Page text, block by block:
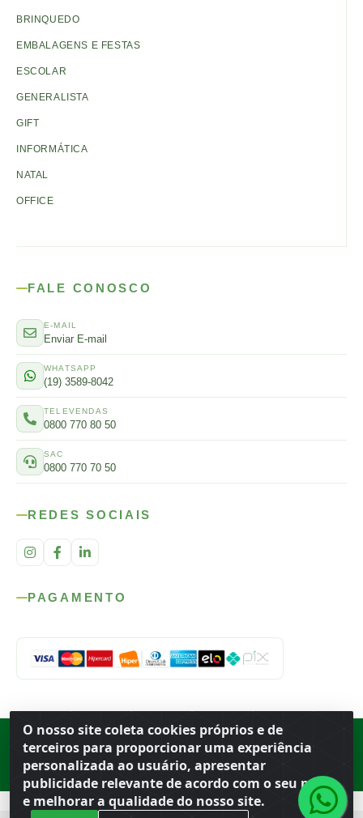
O nosso site coleta cookies próprios e de
terceiros para proporcionar uma experiência
personalizada ao usuário, apresentar
publicidade relevante de acordo com o seu perfil
e melhorar a qualidade do nosso site.
BRINQUEDO
EMBALAGENS E FESTAS
ESCOLAR
GENERALISTA
GIFT
INFORMÁTICA
NATAL
OFFICE
FALE CONOSCO
E-MAIL
Enviar E-mail
WHATSAPP
(19) 3589-8042
TELEVENDAS
0800 770 80 50
SAC
0800 770 70 50
REDES SOCIAIS
PAGAMENTO
Porto Ferreira ·BR
13.669-899· CNPJ 56.679.863/0001-91
© 2026 Atacado Ideal